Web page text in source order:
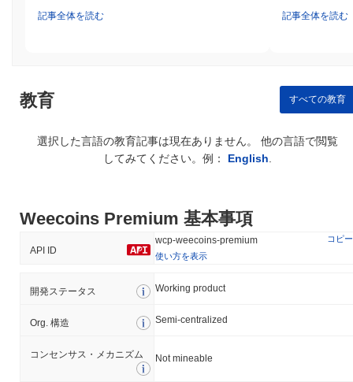
面しています。Weecoins Premiumのチームは、定期的なセキュ
リティ監査や更新を通じてこれらのリスクを軽減するための措置
維持し、潜在的な問題に関する更新を提供しています。継続的な
リスク管理の実践には、開発のベストプラクティスやセキュリテ
Weecoins Premium (WCP) FAQ – 主要指標と
市場分析
Weecoins Premium (WCP)はどこで購入できます
Weecoins Premium (WCP)はcentralized and decentralizedの暗号
すか？
記事全体を読む 記事全体を読む
教育 すべての教育
選択した言語の教育記事は現在ありません。 他の言語で閲覧
してみてください。例： English
Weecoins Premium 基本事項
API ID
wcp-weecoins-premium
コピー
使い方を表示
開発ステータス Working product
Org. 構造 Semi-centralized
コンセンサス・メカニズム Not mineable